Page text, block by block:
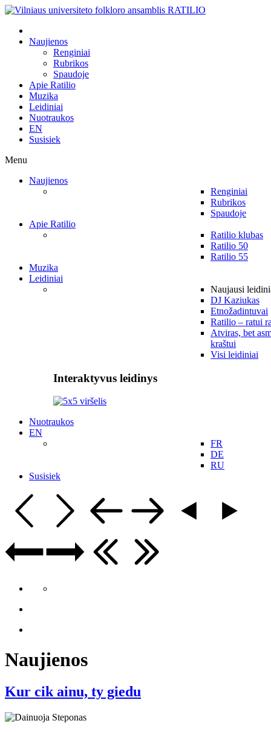
Naujienos
Renginiai
Rubrikos
Spaudoje
Apie Ratilio
Muzika
Leidiniai
Nuotraukos
EN
Susisiek
Menu
Naujienos
Renginiai
Rubrikos
Spaudoje
Apie Ratilio
Ratilio klubas
Ratilio 50
Ratilio 55
Muzika
Leidiniai
Naujausi
DJ Kaziukas
Etnožadintuvai
Ratilio – ratui
Atviras, bet
kraštui
Visi leidiniai
Interaktyvus leidinys
Nuotraukos
EN
FR
DE
RU
Susisiek
Naujienos
Kur cik ainu, ty giedu